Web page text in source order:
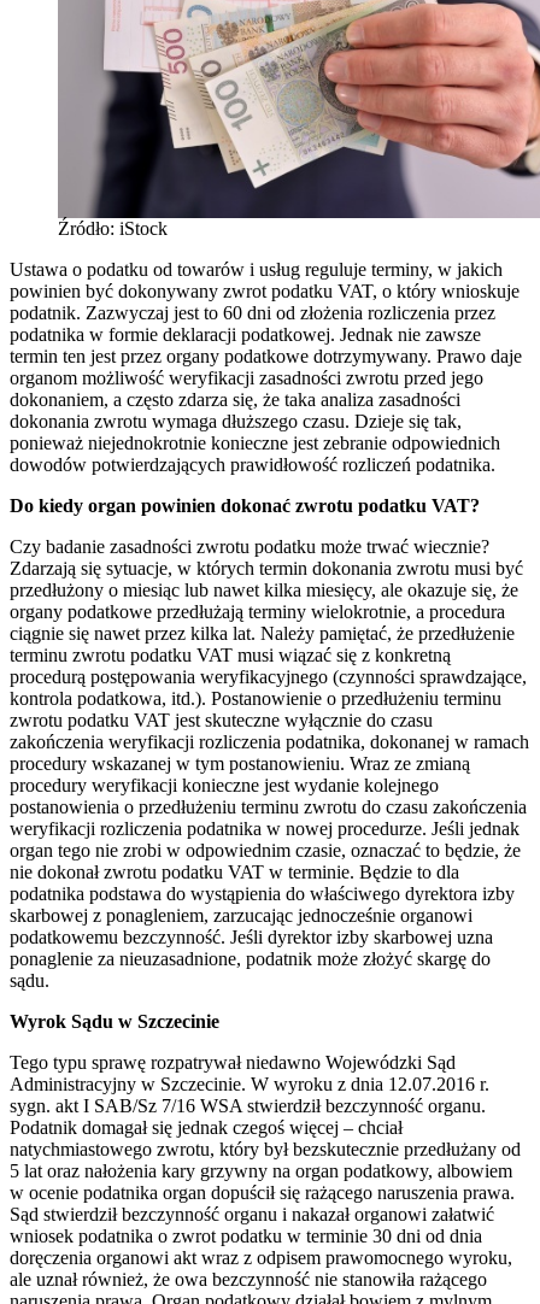
Źródło: iStock
Ustawa o podatku od towarów i usług reguluje terminy, w jakich
powinien być dokonywany zwrot podatku VAT, o który wnioskuje
podatnik. Zazwyczaj jest to 60 dni od złożenia rozliczenia przez
podatnika w formie deklaracji podatkowej. Jednak nie zawsze
termin ten jest przez organy podatkowe dotrzymywany. Prawo daje
organom możliwość weryfikacji zasadności zwrotu przed jego
dokonaniem, a często zdarza się, że taka analiza zasadności
dokonania zwrotu wymaga dłuższego czasu. Dzieje się tak,
ponieważ niejednokrotnie konieczne jest zebranie odpowiednich
dowodów potwierdzających prawidłowość rozliczeń podatnika.
Do kiedy organ powinien dokonać zwrotu podatku VAT?
Czy badanie zasadności zwrotu podatku może trwać wiecznie?
Zdarzają się sytuacje, w których termin dokonania zwrotu musi być
przedłużony o miesiąc lub nawet kilka miesięcy, ale okazuje się, że
organy podatkowe przedłużają terminy wielokrotnie, a procedura
ciągnie się nawet przez kilka lat. Należy pamiętać, że przedłużenie
terminu zwrotu podatku VAT musi wiązać się z konkretną
procedurą postępowania weryfikacyjnego (czynności sprawdzające,
kontrola podatkowa, itd.). Postanowienie o przedłużeniu terminu
zwrotu podatku VAT jest skuteczne wyłącznie do czasu
zakończenia weryfikacji rozliczenia podatnika, dokonanej w ramach
procedury wskazanej w tym postanowieniu. Wraz ze zmianą
procedury weryfikacji konieczne jest wydanie kolejnego
postanowienia o przedłużeniu terminu zwrotu do czasu zakończenia
weryfikacji rozliczenia podatnika w nowej procedurze. Jeśli jednak
organ tego nie zrobi w odpowiednim czasie, oznaczać to będzie, że
nie dokonał zwrotu podatku VAT w terminie. Będzie to dla
podatnika podstawa do wystąpienia do właściwego dyrektora izby
skarbowej z ponagleniem, zarzucając jednocześnie organowi
podatkowemu bezczynność. Jeśli dyrektor izby skarbowej uzna
ponaglenie za nieuzasadnione, podatnik może złożyć skargę do
sądu.
Wyrok Sądu w Szczecinie
Tego typu sprawę rozpatrywał niedawno Wojewódzki Sąd
Administracyjny w Szczecinie. W wyroku z dnia 12.07.2016 r.
sygn. akt I SAB/Sz 7/16 WSA stwierdził bezczynność organu.
Podatnik domagał się jednak czegoś więcej – chciał
natychmiastowego zwrotu, który był bezskutecznie przedłużany od
5 lat oraz nałożenia kary grzywny na organ podatkowy, albowiem
w ocenie podatnika organ dopuścił się rażącego naruszenia prawa.
Sąd stwierdził bezczynność organu i nakazał organowi załatwić
wniosek podatnika o zwrot podatku w terminie 30 dni od dnia
doręczenia organowi akt wraz z odpisem prawomocnego wyroku,
ale uznał również, że owa bezczynność nie stanowiła rażącego